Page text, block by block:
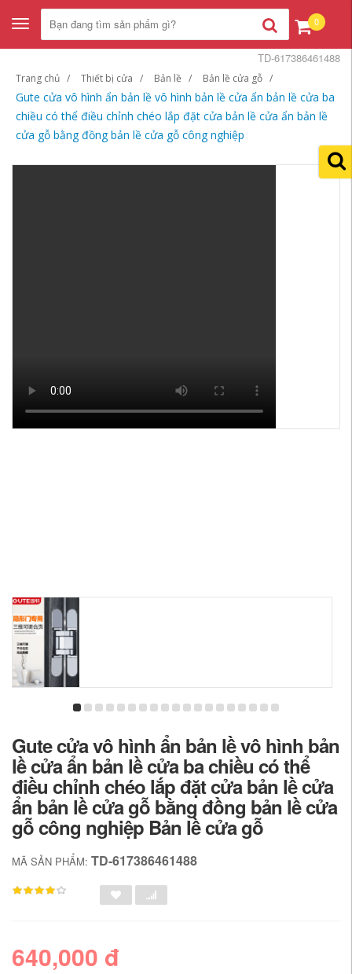
Toggle
navigation
0
Trang chủ Thiết bị cửa Bản lề Bản lề cửa gỗ
Gute cửa vô hình ẩn bản lề vô hình bản lề cửa ẩn bản lề cửa ba
chiều có thể điều chỉnh chéo lắp đặt cửa bản lề cửa ẩn bản lề
cửa gỗ bằng đồng bản lề cửa gỗ công nghiệp
TD-617386461488
Gute cửa vô hình ẩn bản lề vô hình bản
lề cửa ẩn bản lề cửa ba chiều có thể
điều chỉnh chéo lắp đặt cửa bản lề cửa
ẩn bản lề cửa gỗ bằng đồng bản lề cửa
gỗ công nghiệp Bản lề cửa gỗ
MÃ SẢN PHẨM: TD-617386461488
640,000 đ